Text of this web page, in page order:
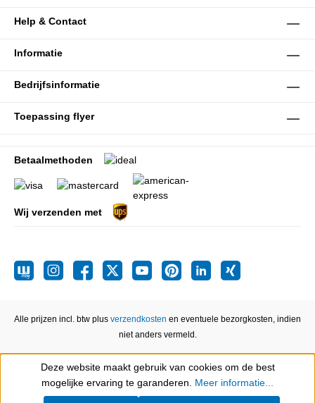
Help & Contact
Informatie
Bedrijfsinformatie
Toepassing flyer
Betaalmethoden
Wij verzenden met
Alle prijzen incl. btw plus verzendkosten en eventuele bezorgkosten, indien
niet anders vermeld.
Show toolbar
Deze website maakt gebruik van cookies om de best
mogelijke ervaring te garanderen. Meer informatie...